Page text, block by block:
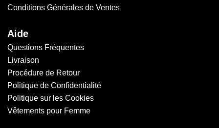
Conditions Générales de Ventes
Aide
Questions Fréquentes
Livraison
Procédure de Retour
Politique de Confidentialité
Politique sur les Cookies
Vêtements pour Femme